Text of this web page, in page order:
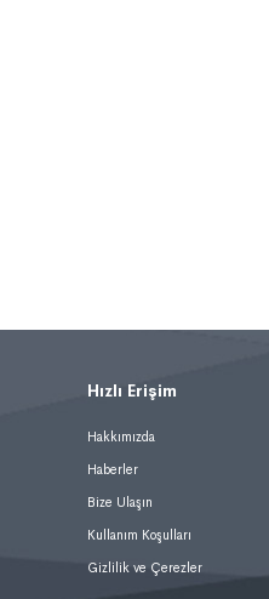
Hızlı Erişim
Hakkımızda
Haberler
Bize Ulaşın
Kullanım Koşulları
Gizlilik ve Çerezler